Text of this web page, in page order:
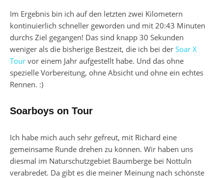
Im Ergebnis bin ich auf den letzten zwei Kilometern
kontinuierlich schneller geworden und mit 20:43 Minuten
durchs Ziel gegangen! Das sind knapp 30 Sekunden
weniger als die bisherige Bestzeit, die ich bei der Soar X
Tour vor einem Jahr aufgestellt habe. Und das ohne
spezielle Vorbereitung, ohne Absicht und ohne ein echtes
Rennen. :)
Soarboys on Tour
Ich habe mich auch sehr gefreut, mit Richard eine
gemeinsame Runde drehen zu können. Wir haben uns
diesmal im Naturschutzgebiet Baumberge bei Nottuln
verabredet. Da gibt es die meiner Meinung nach schönste